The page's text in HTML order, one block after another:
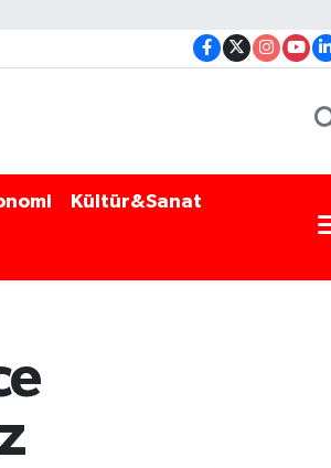
Kültür&Sanat